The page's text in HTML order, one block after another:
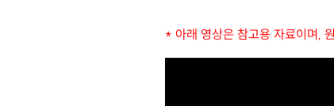
* 아래 영상은 참고용 자료이며,